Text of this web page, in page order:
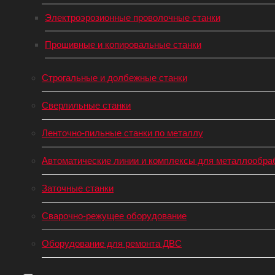
Электроэрозионные проволочные станки
Прошивные и копировальные станки
Строгальные и долбежные станки
Сверлильные станки
Ленточно-пильные станки по металлу
Автоматические линии и комплексы для
Заточные станки
Сварочно-режущее оборудование
Оборудование для ремонта ДВС